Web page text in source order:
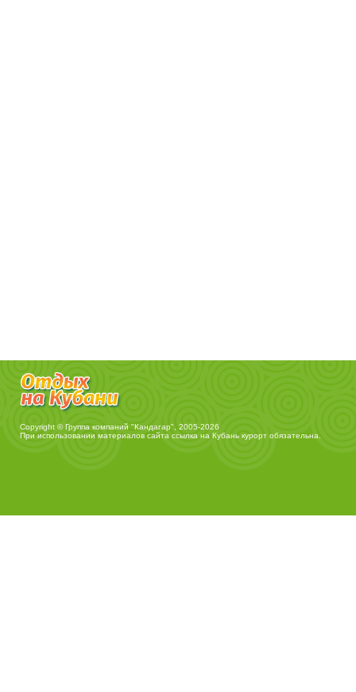
Copyright © Группа компаний "Кандагар", 2005-2026
При использовании материалов сайта ссылка на Кубань курорт обязательна.